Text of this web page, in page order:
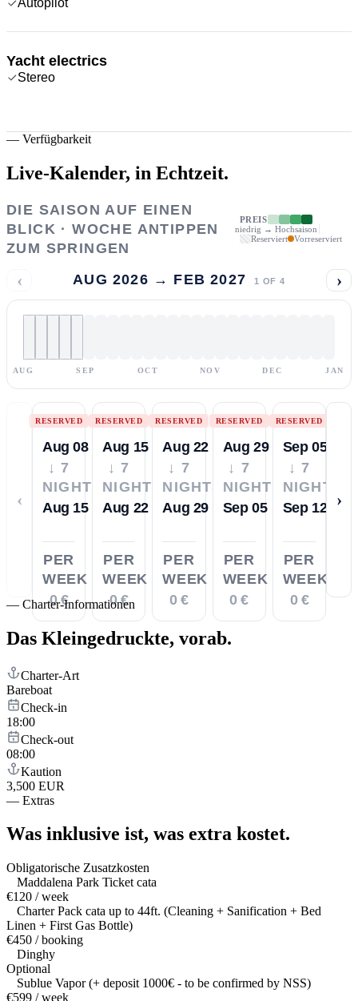
Yacht electrics
Stereo
— Verfügbarkeit
Live-Kalender, in Echtzeit.
DIE SAISON AUF EINEN
BLICK · WOCHE ANTIPPEN
ZUM SPRINGEN
PREIS
niedrig → Hochsaison
Reserviert
Vorreserviert
‹ AUG 2026 → FEB 2027 1 OF 4 ›
AUG SEP OCT NOV DEC JAN
‹
RESERVED
Aug 08
↓ 7
NIGHTS
Aug 15
PER
WEEK
0 €
RESERVED
Aug 15
↓ 7
NIGHTS
Aug 22
PER
WEEK
0 €
RESERVED
Aug 22
↓ 7
NIGHTS
Aug 29
PER
WEEK
0 €
RESERVED
Aug 29
↓ 7
NIGHTS
Sep 05
PER
WEEK
0 €
RESERVED
Sep 05
↓ 7
NIGHTS
Sep 12
PER
WEEK
0 €
›
— Charter-Informationen
Das Kleingedruckte, vorab.
Charter-Art
Bareboat
Check-in
18:00
Check-out
08:00
Kaution
3,500 EUR
— Extras
Was inklusive ist, was extra kostet.
Obligatorische Zusatzkosten
Maddalena Park Ticket cata
€120 / week
Charter Pack cata up to 44ft. (Cleaning + Sanification + Bed
Linen + First Gas Bottle)
€450 / booking
Dinghy
Optional
Sublue Vapor (+ deposit 1000€ - to be confirmed by NSS)
€599 / week